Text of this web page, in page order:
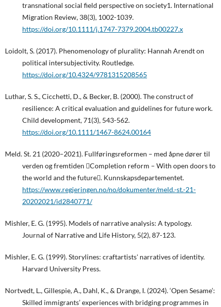
transnational social field perspective on society1. International
Migration Review, 38(3), 1002-1039.
https://doi.org/10.1111/j.1747-7379.2004.tb00227.x
Loidolt, S. (2017). Phenomenology of plurality: Hannah Arendt on
political intersubjectivity. Routledge.
https://doi.org/10.4324/9781315208565
Luthar, S. S., Cicchetti, D., & Becker, B. (2000). The construct of
resilience: A critical evaluation and guidelines for future work.
Child development, 71(3), 543-562.
https://doi.org/10.1111/1467-8624.00164
Meld. St. 21 (2020–2021). Fullføringsreformen – med åpne dører til
verden og fremtiden Completion reform – With open doors to
the world and the future. Kunnskapsdepartementet.
https://www.regjeringen.no/no/dokumenter/meld.-st.-21-
20202021/id2840771/
Mishler, E. G. (1995). Models of narrative analysis: A typology.
Journal of Narrative and Life History, 5(2), 87-123.
Mishler, E. G. (1999). Storylines: craftartists' narratives of identity.
Harvard University Press.
Nortvedt, L., Gillespie, A., Dahl, K., & Drange, I. (2024). ‘Open Sesame’:
Skilled immigrants’ experiences with bridging programmes in